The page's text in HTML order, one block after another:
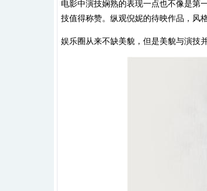
电影中演技娴熟的表现一点也不像是第
技值得称赞。纵观倪妮的待映作品，风
娱乐圈从来不缺美貌，但是美貌与演技